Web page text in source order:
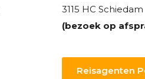
3115 HC Schiedam
(bezoek op
Reisagenten